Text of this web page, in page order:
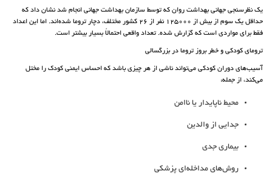
یک نظرسنجی جهانی بهداشت روان که توسط سازمان بهداشت جهانی انجام شد نشان داد که
حداقل یک سوم از بیش از 125000 نفر از 26 کشور مختلف، دچار تروما شده‌اند. اما این اعداد
فقط برای مواردی است که گزارش شده. تعداد واقعی احتمالاً بسیار بیشتر است.
ترومای کودکی و خطر بروز تروما در بزرگسالی
آسیب‌های دوران کودکی می‌تواند ناشی از هر چیزی باشد که احساس ایمنی کودک را مختل
می‌کند، از جمله:
محیط ناپایدار یا ناامن
جدایی از والدین
بیماری جدی
روش‌های مداخله‌ای پزشکی